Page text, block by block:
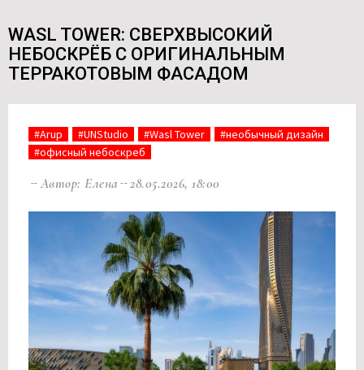
WASL TOWER: СВЕРХВЫСОКИЙ
НЕБОСКРЁБ С ОРИГИНАЛЬНЫМ
ТЕРРАКОТОВЫМ ФАСАДОМ
#Arup #UNStudio #Wasl Tower
#необычный дизайн
#офисный небоскреб
Автор: Елена 28.05.2026, 18:00